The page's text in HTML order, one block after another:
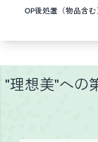
OP後処置（物品含む
"理想美"への